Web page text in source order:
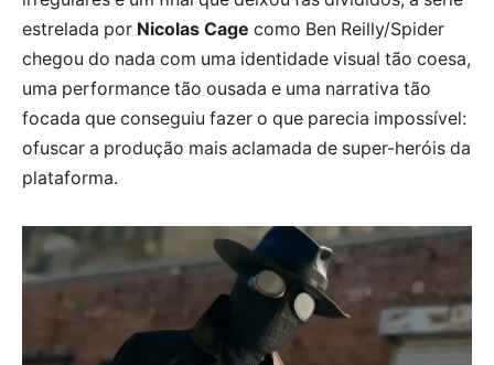
estrelada por Nicolas Cage como Ben Reilly/Spider
chegou do nada com uma identidade visual tão coesa,
uma performance tão ousada e uma narrativa tão
focada que conseguiu fazer o que parecia impossível:
ofuscar a produção mais aclamada de super-heróis da
plataforma.